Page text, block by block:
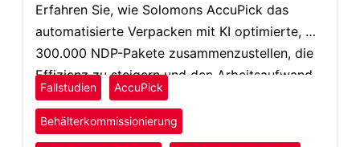
Erfahren Sie, wie Solomons AccuPick das
automatisierte Verpacken mit KI optimierte, um
300.000 NDP-Pakete zusammenzustellen, die
Effizienz zu steigern und den Arbeitsaufwand
um 50 % zu reduzieren.
Fallstudien AccuPick
Behälterkommissionierung